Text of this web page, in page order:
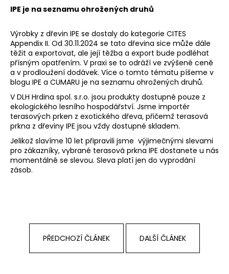
IPE je na seznamu ohrožených druhů
Výrobky z dřevin IPE se dostaly do kategorie CITES
Appendix II. Od 30.11.2024 se tato dřevina sice může dále
těžit a exportovat, ale její těžba a export bude podléhat
přísným opatřením. V praxi se to odráží ve zvýšené ceně
a v prodloužení dodávek. Více o tomto tématu píšeme v
blogu IPE a CUMARU je na seznamu ohrožených druhů.
V DLH Hrdina spol. s.r.o. jsou produkty dostupné pouze z
ekologického lesního hospodářství. Jsme importér
terasových prken z exotického dřeva, přičemž terasová
prkna z dřeviny IPE jsou vždy dostupné skladem.
Jelikož slavíme 10 let připravili jsme výjimečnými slevami
pro zákazníky, vybrané terasová prkna IPE dostanete u nás
momentálně se slevou. Sleva platí jen do vyprodání
zásob.
PŘEDCHOZÍ ČLÁNEK DALŠÍ ČLÁNEK